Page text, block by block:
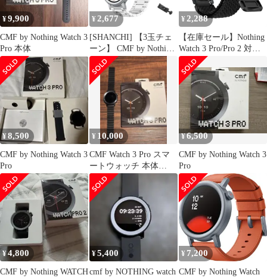
¥9,900
CMF by Nothing Watch 3
Pro 本体
¥ 2,677
[SHANCHI] 【3玉チェ
ーン】 CMF by Nothing
Watch 3 Pro/CMF by
Nothing Watch Pro 2 用
交換バンド 22mm 高級
3玉チェーンメタルバン
ド ステンレス製 ナノ浸
透めっき 快適な通気性
9層研磨加工
¥ 2,288
【在庫セール】Nothing
Watch 3 Pro/Pro 2 対応
by 編み伸縮性 腕時計ベ
ルト スポーツストラッ
プ スマートウォッチバ
ンド ソフト 通気性 交
換バンド CMF 磁気ク
ラスプ 脱着便利 男女兼
用 替えベルト CMF by
Nothing
¥8,500
CMF by Nothing Watch 3
Pro
¥ 10,000
CMF Watch 3 Pro スマ
ートウォッチ 本体
NOTHING
¥6,500
CMF by Nothing Watch 3
Pro
¥4,800
CMF by Nothing WATCH
¥5,400
cmf by NOTHING watch
¥ 7,200
CMF by Nothing Watch